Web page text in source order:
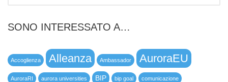
SONO INTERESSATO A…
Accoglienza Alleanza Ambassador AuroraEU
AuroraRI aurora universities BIP bip goal comunicazione